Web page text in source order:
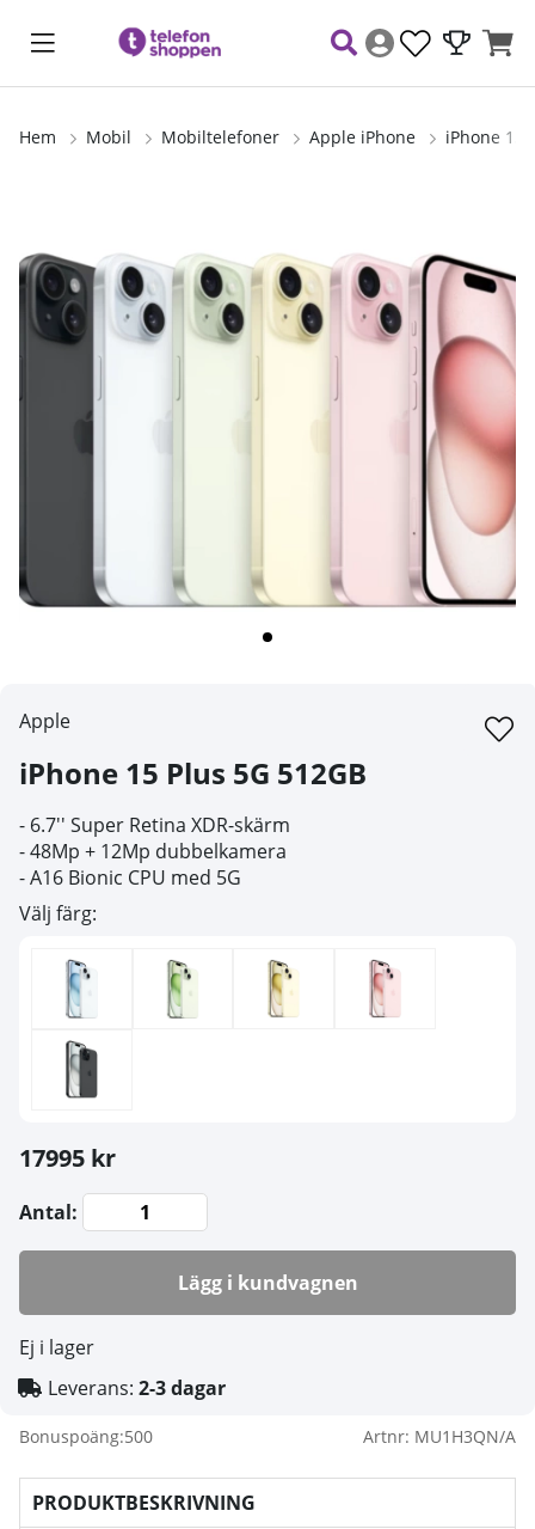
Hem Mobil Mobiltelefoner Apple iPhone iPhone 15
Apple
iPhone 15 Plus 5G 512GB
- 6.7'' Super Retina XDR-skärm
- 48Mp + 12Mp dubbelkamera
- A16 Bionic CPU med 5G
Välj färg:
17995 kr
Antal:
Lägg i kundvagnen
Ej i lager
Leverans: 2-3 dagar
Bonuspoäng:500 Artnr: MU1H3QN/A
PRODUKTBESKRIVNING